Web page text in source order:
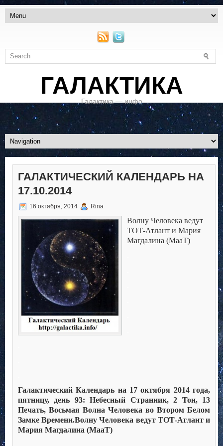
ГАЛАКТИКА
Галактика — инфо
ГАЛАКТИЧЕСКИЙ КАЛЕНДАРЬ НА
17.10.2014
16 октября, 2014 Rina
Волну Человека ведут
ТОТ-Атлант и Мария
Магдалина (МааТ)
Галактический Календарь на 17 октября 2014 года,
пятницу, день 93: Небесный Странник, 2 Тон, 13
Печать, Восьмая Волна Человека во Втором Белом
Замке Времени.Волну Человека ведут ТОТ-Атлант и
Мария Магдалина (МааТ)